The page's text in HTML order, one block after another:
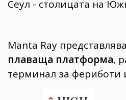
Сеул - столицата на
Manta Ray
плаваща платформа,
терминал за фериботи